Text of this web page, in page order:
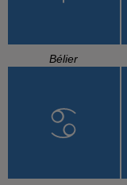
Bélier